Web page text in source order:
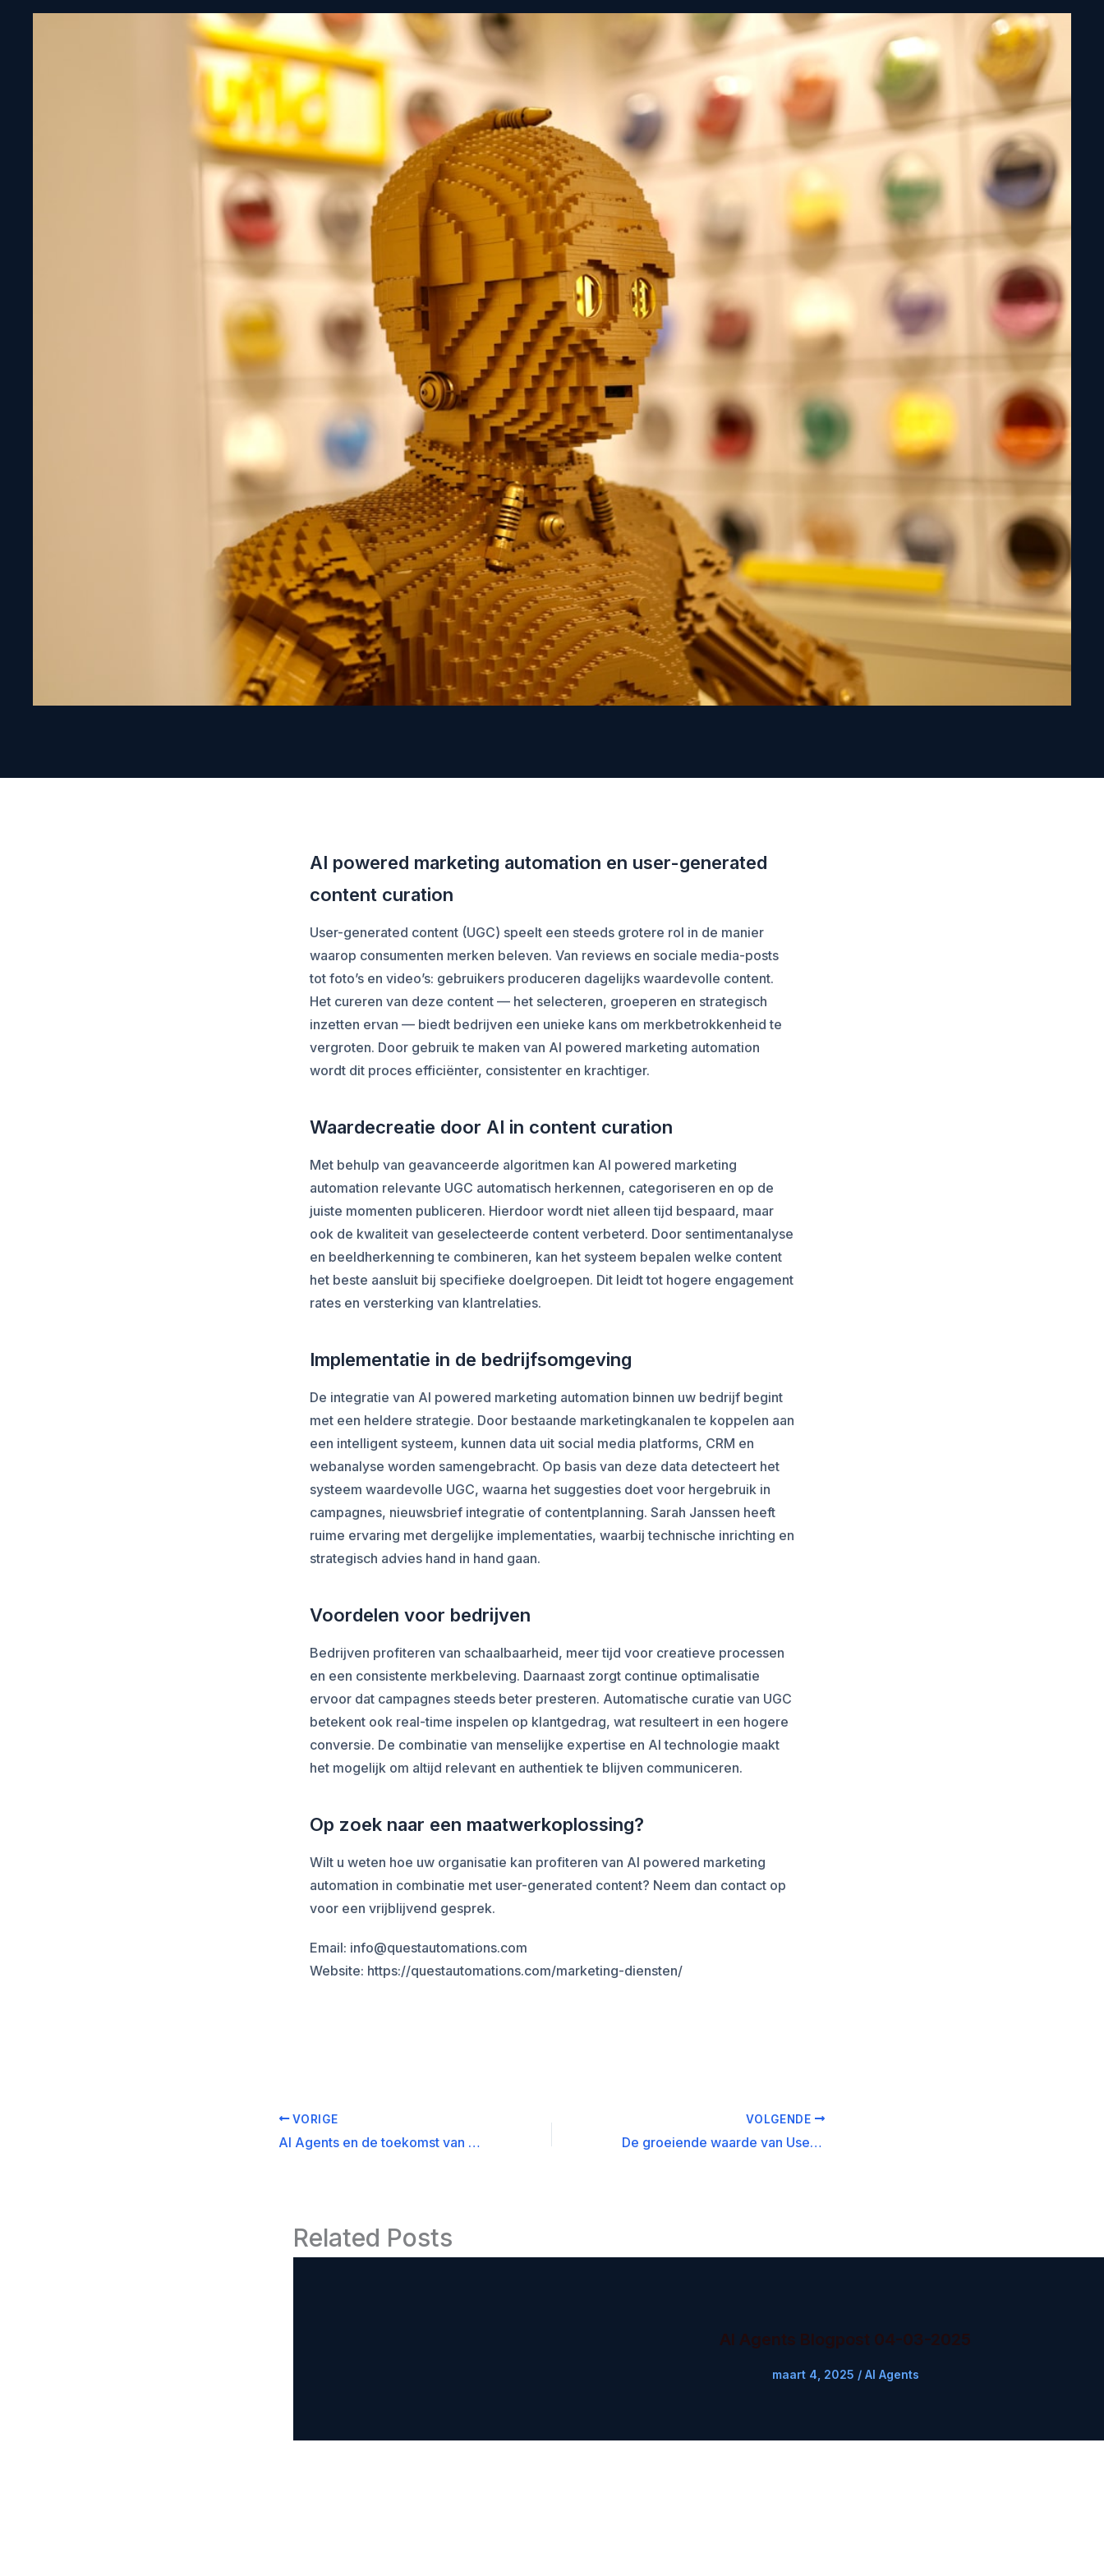
AI powered marketing automation en user-generated
content curation
User-generated content (UGC) speelt een steeds grotere rol in de manier
waarop consumenten merken beleven. Van reviews en sociale media-posts
tot foto’s en video’s: gebruikers produceren dagelijks waardevolle content.
Het cureren van deze content — het selecteren, groeperen en strategisch
inzetten ervan — biedt bedrijven een unieke kans om merkbetrokkenheid te
vergroten. Door gebruik te maken van AI powered marketing automation
wordt dit proces efficiënter, consistenter en krachtiger.
Waardecreatie door AI in content curation
Met behulp van geavanceerde algoritmen kan AI powered marketing
automation relevante UGC automatisch herkennen, categoriseren en op de
juiste momenten publiceren. Hierdoor wordt niet alleen tijd bespaard, maar
ook de kwaliteit van geselecteerde content verbeterd. Door sentimentanalyse
en beeldherkenning te combineren, kan het systeem bepalen welke content
het beste aansluit bij specifieke doelgroepen. Dit leidt tot hogere engagement
rates en versterking van klantrelaties.
Implementatie in de bedrijfsomgeving
De integratie van AI powered marketing automation binnen uw bedrijf begint
met een heldere strategie. Door bestaande marketingkanalen te koppelen aan
een intelligent systeem, kunnen data uit social media platforms, CRM en
webanalyse worden samengebracht. Op basis van deze data detecteert het
systeem waardevolle UGC, waarna het suggesties doet voor hergebruik in
campagnes, nieuwsbrief integratie of contentplanning. Sarah Janssen heeft
ruime ervaring met dergelijke implementaties, waarbij technische inrichting en
strategisch advies hand in hand gaan.
Voordelen voor bedrijven
Bedrijven profiteren van schaalbaarheid, meer tijd voor creatieve processen
en een consistente merkbeleving. Daarnaast zorgt continue optimalisatie
ervoor dat campagnes steeds beter presteren. Automatische curatie van UGC
betekent ook real-time inspelen op klantgedrag, wat resulteert in een hogere
conversie. De combinatie van menselijke expertise en AI technologie maakt
het mogelijk om altijd relevant en authentiek te blijven communiceren.
Op zoek naar een maatwerkoplossing?
Wilt u weten hoe uw organisatie kan profiteren van AI powered marketing
automation in combinatie met user-generated content? Neem dan contact op
voor een vrijblijvend gesprek.
Email: info@questautomations.com
Website: https://questautomations.com/marketing-diensten/
VORIGE
AI Agents en de toekomst van executive interview preparation
VOLGENDE
De groeiende waarde van User-generated Content Curation
Related Posts
AI Agents Blogpost 04-03-2025
maart 4, 2025 / AI Agents